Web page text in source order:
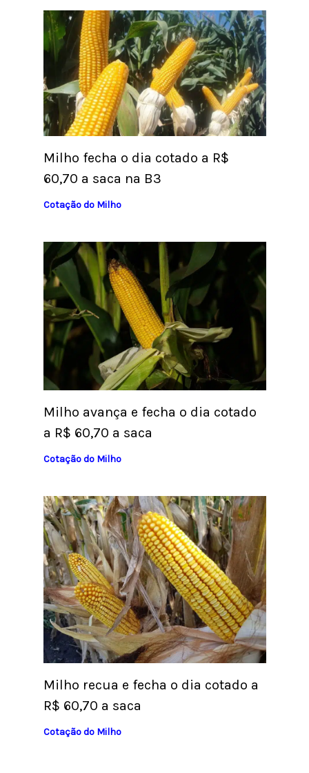
Milho fecha o dia cotado a R$
60,70 a saca na B3
Cotação do Milho
Milho avança e fecha o dia cotado
a R$ 60,70 a saca
Cotação do Milho
Milho recua e fecha o dia cotado a
R$ 60,70 a saca
Cotação do Milho